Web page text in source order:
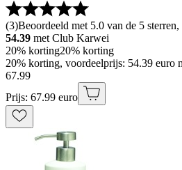
(3)Beoordeeld met 5.0 van de 5
54.39 met Club Karwei
20% korting20% korting
20% korting, voordeelprijs: 54.39 euro
67.99
Prijs: 67.99 euro